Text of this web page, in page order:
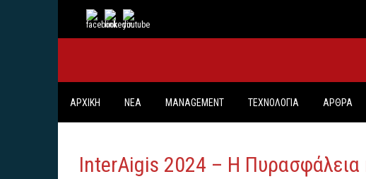
ΑΡΧΙΚΗ ΝΕΑ MANAGEMENT ΤΕΧΝΟΛΟΓΙΑ ΑΡΘΡΑ
InterAigis 2024 – H Πυρασφάλεια